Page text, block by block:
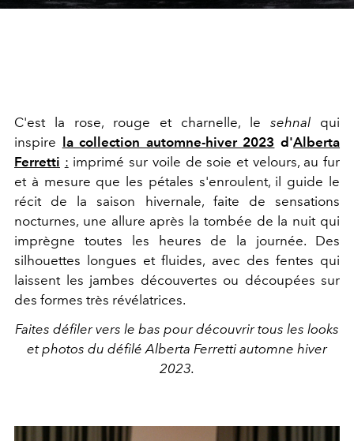
C'est la rose, rouge et charnelle, le sehnal qui
inspire la collection automne-hiver 2023 d'Alberta
Ferretti : imprimé sur voile de soie et velours, au fur
et à mesure que les pétales s'enroulent, il guide le
récit de la saison hivernale, faite de sensations
nocturnes, une allure après la tombée de la nuit qui
imprègne toutes les heures de la journée. Des
silhouettes longues et fluides, avec des fentes qui
laissent les jambes découvertes ou découpées sur
des formes très révélatrices.
Faites défiler vers le bas pour découvrir tous les looks
et photos du défilé Alberta Ferretti automne hiver
2023.